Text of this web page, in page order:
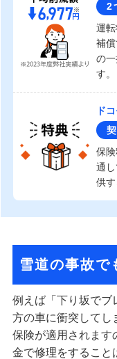
2
運
補
の
す。
ド
保
通
供
雪道の事故で
例えば「下り坂でブ
方の車に衝突してし
保険が適用されます
金で修理をすること